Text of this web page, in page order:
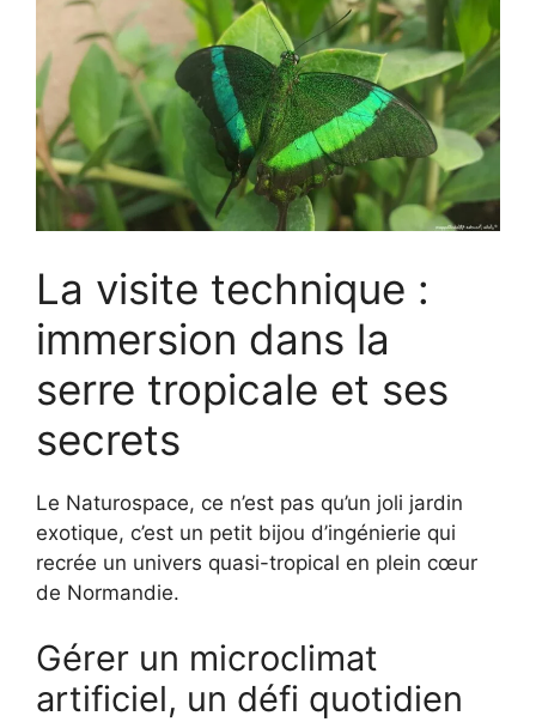
La visite technique :
immersion dans la
serre tropicale et ses
secrets
Le Naturospace, ce n’est pas qu’un joli jardin
exotique, c’est un petit bijou d’ingénierie qui
recrée un univers quasi-tropical en plein cœur
de Normandie.
Gérer un microclimat
artificiel, un défi quotidien